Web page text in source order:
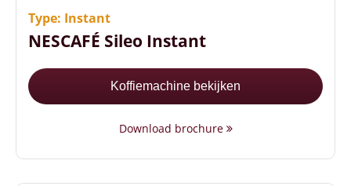
Energiezuinig (A+ label)
Type: Instant
NESCAFÉ Sileo Instant
Koffiemachine bekijken
Download brochure